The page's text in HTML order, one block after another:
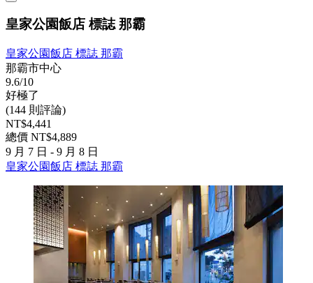
皇家公園飯店 標誌 那霸
皇家公園飯店 標誌 那霸
那霸市中心
9.6/10
好極了
(144 則評論)
NT$4,441
總價 NT$4,889
9 月 7 日 - 9 月 8 日
皇家公園飯店 標誌 那霸